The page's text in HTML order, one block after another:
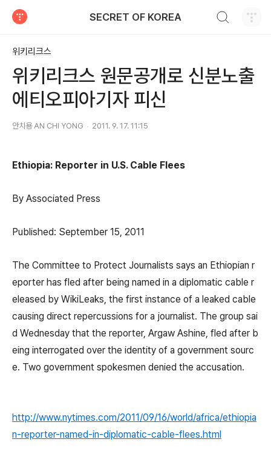
SECRET OF KOREA
위키리크스
위키리크스 원문공개로 신분노출
에티오피아기자 피신
안치용 AN CHI YONG 2011. 9. 17. 11:15
Ethiopia: Reporter in U.S. Cable Flees
By Associated Press
Published: September 15, 2011
The Committee to Protect Journalists says an Ethiopian r
eporter has fled after being named in a diplomatic cable r
eleased by WikiLeaks, the first instance of a leaked cable
causing direct repercussions for a journalist. The group sai
d Wednesday that the reporter, Argaw Ashine, fled after b
eing interrogated over the identity of a government sourc
e. Two government spokesmen denied the accusation.
http://www.nytimes.com/2011/09/16/world/africa/ethiopia
n-reporter-named-in-diplomatic-cable-flees.html